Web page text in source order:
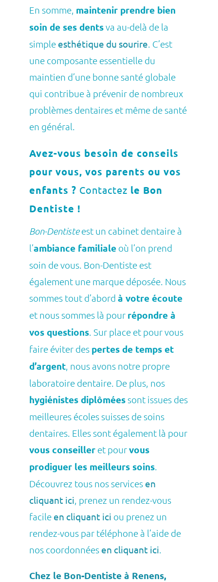
En somme, maintenir prendre bien
soin de ses dentsva au-delà de la
simple esthétique du sourire. C’est
une composante essentielle du
maintien d’une bonne santé globale
qui contribue à prévenir de nombreux
problèmes dentaires et même de santé
en général.
Avez-vous besoin de conseils
pour vous, vos parents ou vos
enfants ? Contactez le Bon
Dentiste !
Bon-Dentisteest un cabinet dentaire à
l’ambiance familiale où l’on prend
soin de vous. Bon-Dentiste est
également une marque déposée. Nous
sommes tout d’abord à votre écoute
et nous sommes là pour répondre à
vos questions. Sur place et pour vous
faire éviter des pertes de temps et
d’argent, nous avons notre propre
laboratoire dentaire. De plus, nos
hygiénistes diplômées sont issues des
meilleures écoles suisses de soins
dentaires. Elles sont également là pour
vous conseiller et pourvous
prodiguer les meilleurs soins.
Découvrez tous nos services en
cliquant ici, prenez un rendez-vous
facile en cliquant ici ou prenez un
rendez-vous par téléphone à l’aide de
nos coordonnées en cliquant ici.
Chez le Bon-Dentiste à Renens,